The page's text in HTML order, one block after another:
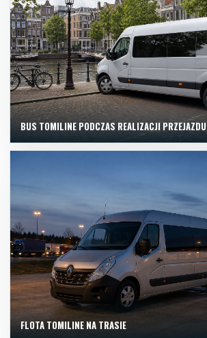
BUS TOMILINE PODCZAS REALIZACJI PRZEJAZDU
FLOTA TOMILINE NA TRASIE